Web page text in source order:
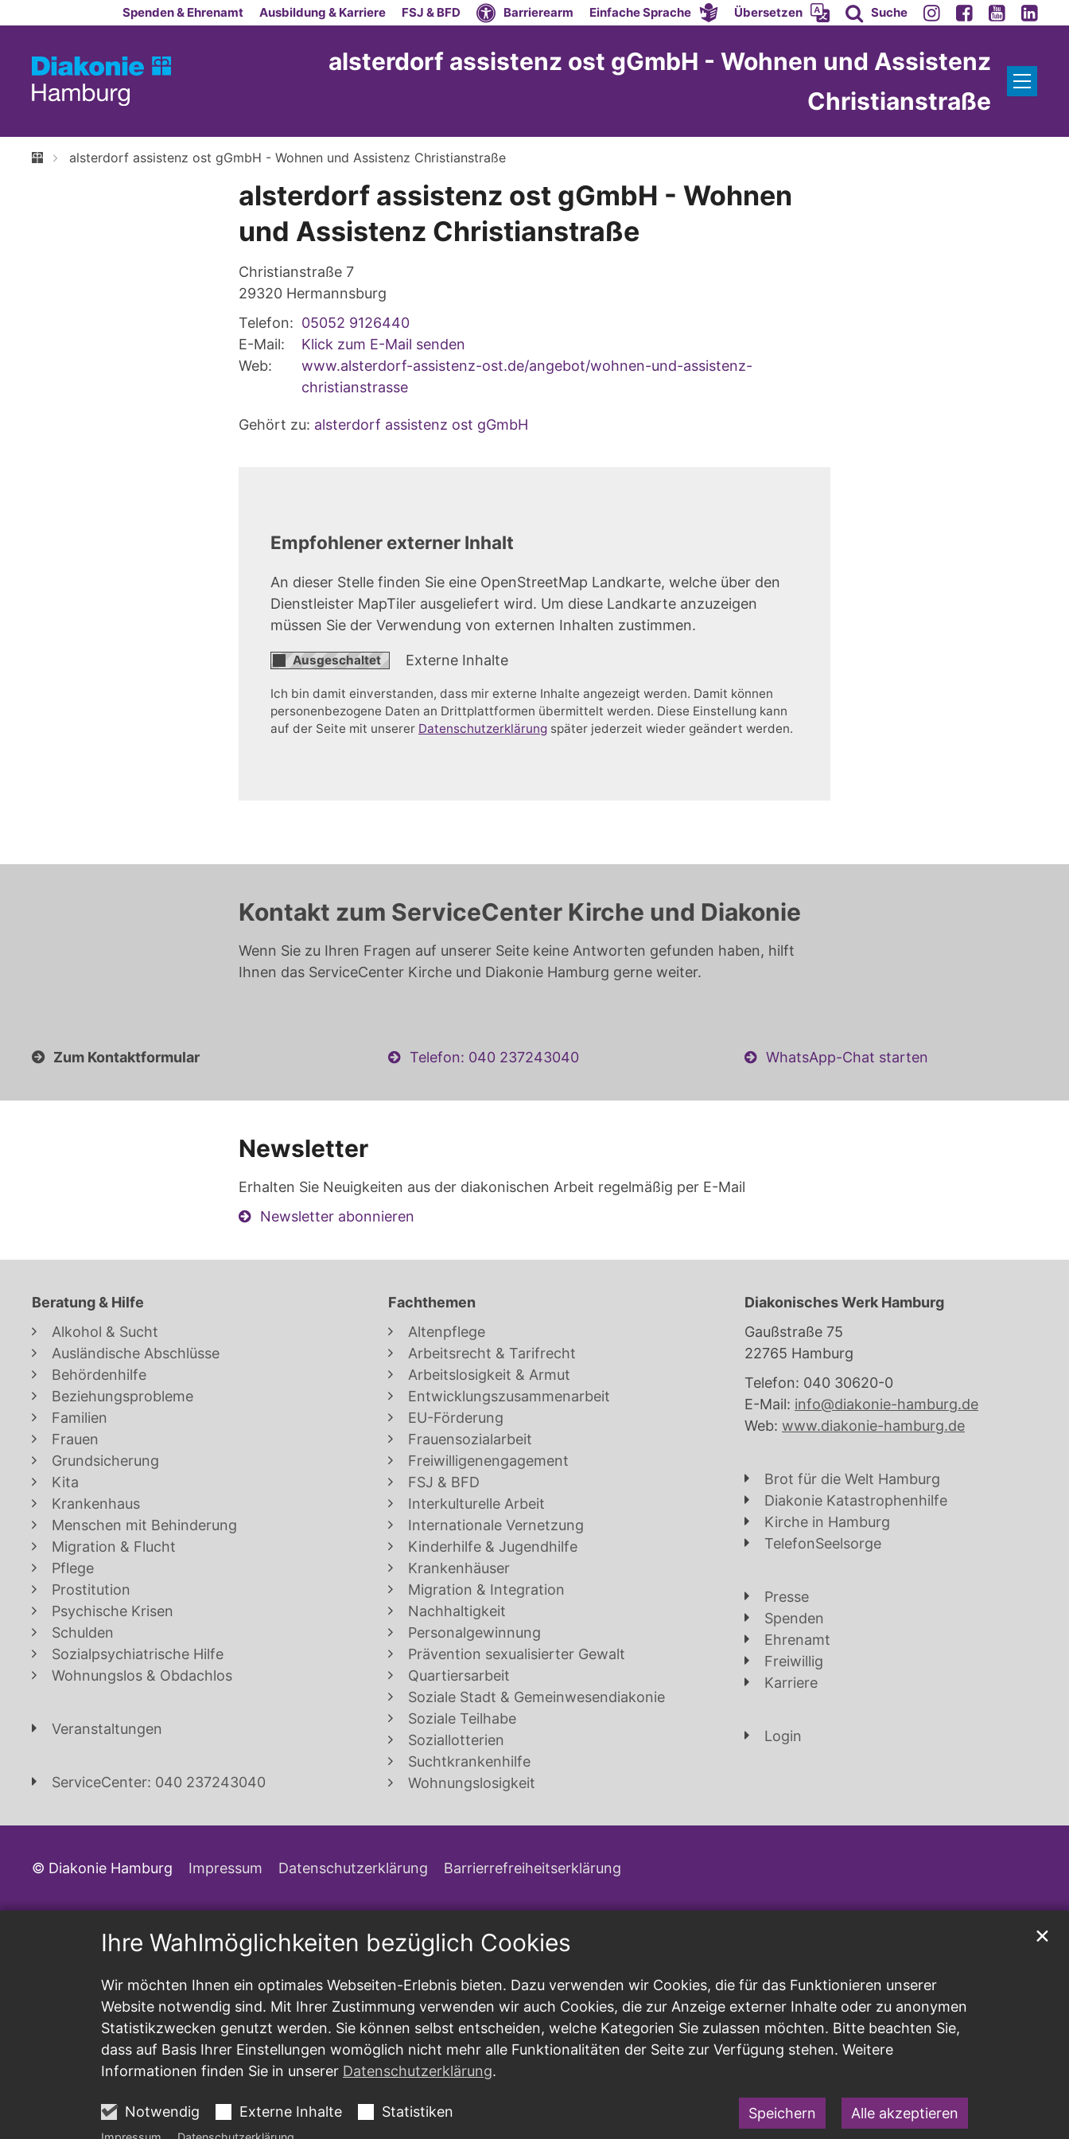
Ihre Wahlmöglichkeiten bezüglich Cookies
Wir möchten Ihnen ein optimales Webseiten-Erlebnis bieten. Dazu verwenden wir Cookies, die für das Funktionieren unserer
Website notwendig sind. Mit Ihrer Zustimmung verwenden wir auch Cookies, die zur Anzeige externer Inhalte oder zu anonymen
Statistikzwecken genutzt werden. Sie können selbst entscheiden, welche Kategorien Sie zulassen möchten. Bitte beachten Sie,
dass auf Basis Ihrer Einstellungen womöglich nicht mehr alle Funktionalitäten der Seite zur Verfügung stehen. Weitere
Informationen finden Sie in unserer Datenschutzerklärung.
Notwendig Externe Inhalte Statistiken Speichern Alle akzeptieren
✕
Zum Inhalt springenSpenden & Ehrenamt Ausbildung & Karriere FSJ & BFD Barrierearm Einfache Sprache Übersetzen Suche
alsterdorf assistenz ost gGmbH - Wohnen und Assistenz
Christianstraße
alsterdorf assistenz ost gGmbH - Wohnen und Assistenz Christianstraße
alsterdorf assistenz ost gGmbH - Wohnen
und Assistenz Christianstraße
Christianstraße 7
29320 Hermannsburg
Telefon: 05052 9126440
E-Mail:
Klick zum E-Mail senden
Web:
www.alsterdorf-assistenz-ost.de/angebot/wohnen-und-assistenz-
christianstrasse
Gehört zu: alsterdorf assistenz ost gGmbH
Empfohlener externer Inhalt
An dieser Stelle finden Sie eine OpenStreetMap Landkarte, welche über den
Dienstleister MapTiler ausgeliefert wird. Um diese Landkarte anzuzeigen
müssen Sie der Verwendung von externen Inhalten zustimmen.
Externe Inhalte
Ich bin damit einverstanden, dass mir externe Inhalte angezeigt werden. Damit können
personenbezogene Daten an Drittplattformen übermittelt werden. Diese Einstellung kann
auf der Seite mit unserer Datenschutzerklärung später jederzeit wieder geändert werden.
Kontakt zum ServiceCenter Kirche und Diakonie
Wenn Sie zu Ihren Fragen auf unserer Seite keine Antworten gefunden haben, hilft
Ihnen das ServiceCenter Kirche und Diakonie Hamburg gerne weiter.
Zum Kontaktformular Telefon: 040 237243040 WhatsApp-Chat starten
Newsletter
Erhalten Sie Neuigkeiten aus der diakonischen Arbeit regelmäßig per E-Mail
Newsletter abonnieren
Beratung & Hilfe
Alkohol & Sucht
Ausländische Abschlüsse
Behördenhilfe
Beziehungsprobleme
Familien
Frauen
Grundsicherung
Kita
Krankenhaus
Menschen mit Behinderung
Migration & Flucht
Pflege
Prostitution
Psychische Krisen
Schulden
Sozialpsychiatrische Hilfe
Wohnungslos & Obdachlos
Veranstaltungen
ServiceCenter: 040 237243040
Fachthemen
Altenpflege
Arbeitsrecht & Tarifrecht
Arbeitslosigkeit & Armut
Entwicklungszusammenarbeit
EU-Förderung
Frauensozialarbeit
Freiwilligenengagement
FSJ & BFD
Interkulturelle Arbeit
Internationale Vernetzung
Kinderhilfe & Jugendhilfe
Krankenhäuser
Migration & Integration
Nachhaltigkeit
Personalgewinnung
Prävention sexualisierter Gewalt
Quartiersarbeit
Soziale Stadt & Gemeinwesendiakonie
Soziale Teilhabe
Soziallotterien
Suchtkrankenhilfe
Wohnungslosigkeit
Diakonisches Werk Hamburg
Gaußstraße 75
22765 Hamburg
Telefon: 040 30620-0
E-Mail: info@diakonie-hamburg.de
Web: www.diakonie-hamburg.de
Brot für die Welt Hamburg
Diakonie Katastrophenhilfe
Kirche in Hamburg
TelefonSeelsorge
Presse
Spenden
Ehrenamt
Freiwillig
Karriere
Login
© Diakonie Hamburg Impressum Datenschutzerklärung Barrierrefreiheitserklärung